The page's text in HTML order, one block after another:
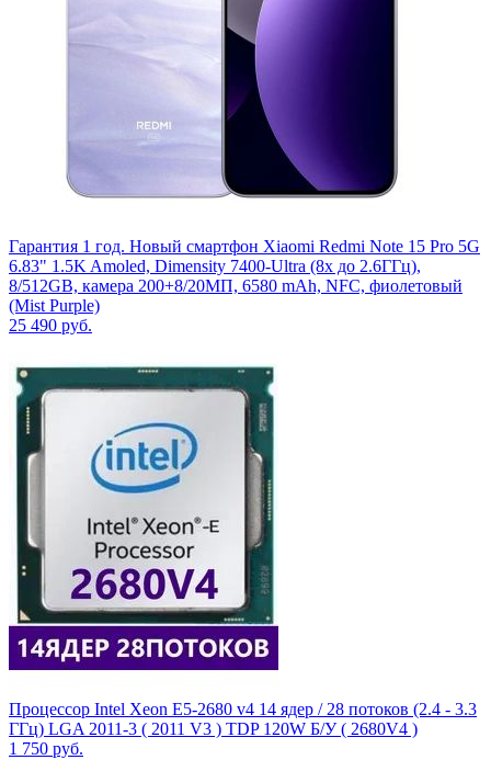
Гарантия 1 год. Новый смартфон Xiaomi Redmi Note 15 Pro 5G
6.83" 1.5K Amoled, Dimensity 7400-Ultra (8x до 2.6ГГц),
8/512GB, камера 200+8/20МП, 6580 mAh, NFC, фиолетовый
(Mist Purple)
25 490 руб.
Процессор Intel Xeon E5-2680 v4 14 ядер / 28 потоков (2.4 - 3.3
ГГц) LGA 2011-3 ( 2011 V3 ) TDP 120W Б/У ( 2680V4 )
1 750 руб.